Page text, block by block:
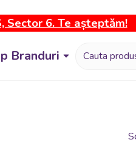
6. Te așteptăm!
Branduri